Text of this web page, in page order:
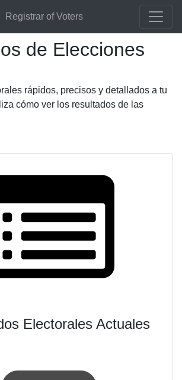
Registrar of Voters
de Elecciones
rápidos, precisos y detallados a tu
cómo ver los resultados de las
Electorales Actuales